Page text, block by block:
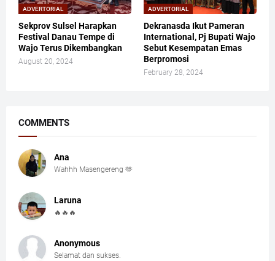
ADVERTORIAL
Sekprov Sulsel Harapkan
Festival Danau Tempe di
Wajo Terus Dikembangkan
August 20, 2024
ADVERTORIAL
Dekranasda Ikut Pameran
International, Pj Bupati Wajo
Sebut Kesempatan Emas
Berpromosi
February 28, 2024
COMMENTS
Ana
Wahhh Masengereng 🫶
Laruna
🔥🔥🔥
Anonymous
Selamat dan sukses.